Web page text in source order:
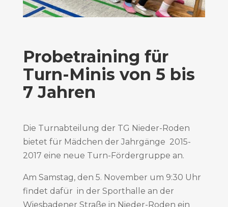
Probetraining für
Turn-Minis von 5 bis
7 Jahren
Die Turnabteilung der TG Nieder-Roden
bietet für Mädchen der Jahrgänge 2015-
2017 eine neue Turn-Fördergruppe an.
Am Samstag, den 5. November um 9:30 Uhr
findet dafür in der Sporthalle an der
Wiesbadener Straße in Nieder-Roden ein